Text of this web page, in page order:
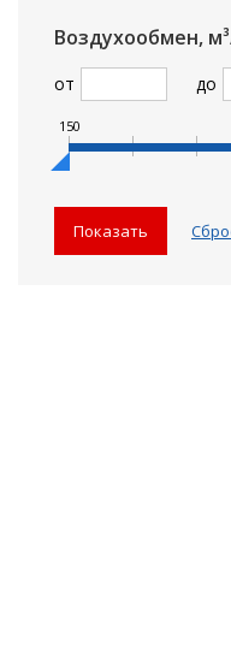
Воздухообмен,
от до
150